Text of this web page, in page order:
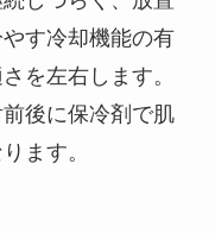
す冷却機能の有
を左右します。
後に保冷剤で肌
ます。